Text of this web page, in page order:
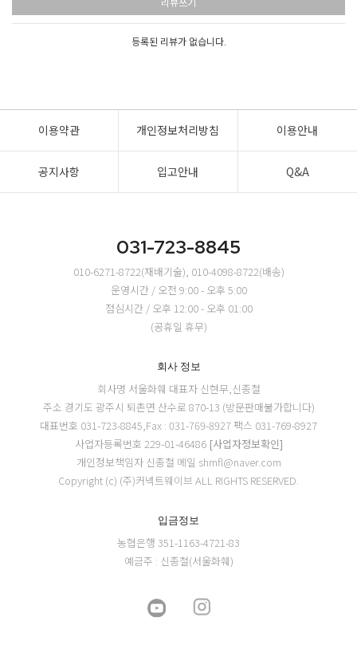
리뷰쓰기
등록된 리뷰가 없습니다.
이용약관 개인정보처리방침 이용안내
공지사항 입고안내 Q&A
031-723-8845
010-6271-8722(재배기술), 010-4098-8722(배송)
운영시간 / 오전 9:00 - 오후 5:00
점심시간 / 오후 12:00 - 오후 01:00
(공휴일 휴무)
회사 정보
회사명 서울화훼 대표자 신현무,신종철
주소 경기도 광주시 퇴촌면 산수로 870-13 (방문판매불가합니다)
대표번호 031-723-8845,Fax : 031-769-8927 팩스 031-769-8927
사업자등록번호 229-01-46486 [사업자정보확인]
개인정보책임자 신종철 메일 shmfl@naver.com
Copyright (c) (주)커넥트웨이브 ALL RIGHTS RESERVED.
입금정보
농협은행 351-1163-4721-83
예금주 : 신종철(서울화훼)